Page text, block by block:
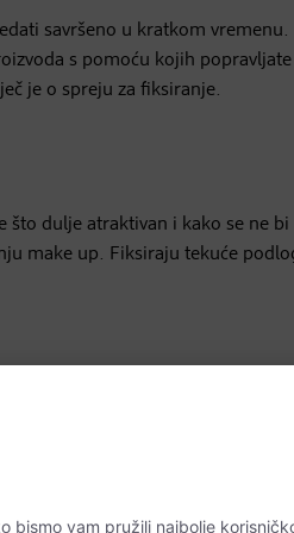
savršeno u kratkom vremenu.
s pomoću kojih
je o spreju za fiksiranje.
što dulje atraktivan i kako se ne bi
make up. Fiksiraju tekuće
Sommerlat, dm-ova kozmetička